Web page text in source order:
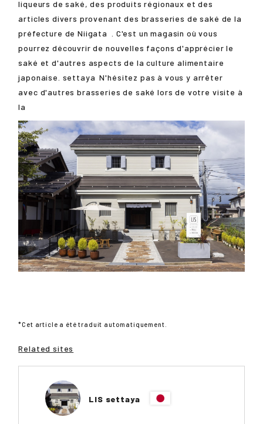
liqueurs de saké, des produits régionaux et des
articles divers provenant des brasseries de saké de la
préfecture deNiigata
. C'est un magasin où vous
pourrez découvrir de nouvelles façons d'apprécier le
saké et d'autres aspects de la culture alimentaire
japonaise. settaya N'hésitez pas à vous y arrêter
avec d'autres brasseries de saké lors de votre visite à
la
*Cet article a été traduit automatiquement.
Related sites
LIS settaya